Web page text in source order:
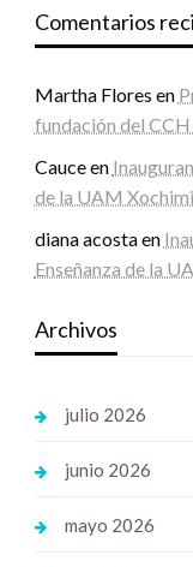
Comentarios
Martha Flores en
fundación del
Cauceen
de la UAM
diana acostaen
Enseñanza de la
Archivos
julio 2026
junio 2026
mayo 2026